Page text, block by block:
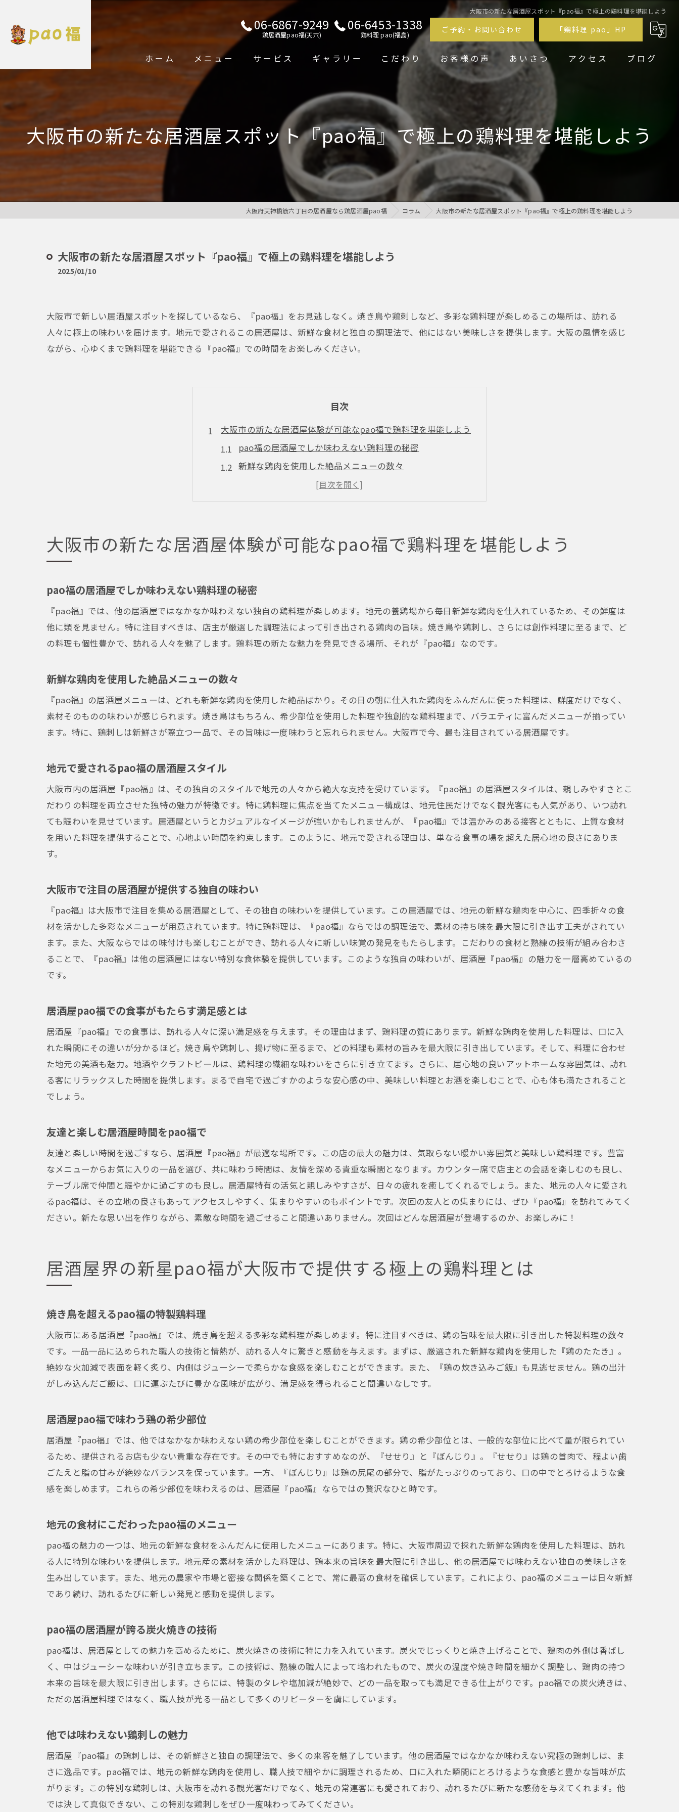
大阪市の新たな居酒屋スポット『pao福』で極上の鶏料理を堪能しよう
06-6867-9249
鶏居酒屋pao福(天六)
06-6453-1338
鶏料理 pao(福島)
ご予約・お問い合わせ 「鶏料理 pao」HP
ホーム メニュー サービス ギャラリー こだわり お客様の声 あいさつ アクセス ブログ
大阪市の新たな居酒屋スポット『pao福』で極上の鶏料理を堪能しよう
大阪府天神橋筋六丁目の居酒屋なら鶏居酒屋pao福 コラム 大阪市の新たな居酒屋スポット『pao福』で極上の鶏料理を堪能しよう
大阪市の新たな居酒屋スポット『pao福』で極上の鶏料理を堪能しよう
2025/01/10
大阪市で新しい居酒屋スポットを探しているなら、『pao福』をお見逃しなく。焼き鳥や鶏刺しなど、多彩な鶏料理が楽しめるこの場所は、訪れる
人々に極上の味わいを届けます。地元で愛されるこの居酒屋は、新鮮な食材と独自の調理法で、他にはない美味しさを提供します。大阪の風情を感じ
ながら、心ゆくまで鶏料理を堪能できる『pao福』での時間をお楽しみください。
目次
大阪市の新たな居酒屋体験が可能なpao福で鶏料理を堪能しよう
pao福の居酒屋でしか味わえない鶏料理の秘密
新鮮な鶏肉を使用した絶品メニューの数々
地元で愛されるpao福の居酒屋スタイル
大阪市で注目の居酒屋が提供する独自の味わい
友達と楽しむ居酒屋時間をpao福で
居酒屋界の新星pao福が大阪市で提供する極上の鶏料理とは
居酒屋pao福で味わう鶏の希少部位
地元の食材にこだわったpao福のメニュー
pao福の居酒屋が誇る炭火焼きの技術
他では味わえない鶏刺しの魅力
大阪市の居酒屋pao福で出会う新鮮鶏料理の魅力
新鮮さが命！pao福の鶏料理が選ばれる理由
居酒屋での鶏料理をさらに楽しむためのポイント
地元の人々に愛される居酒屋pao福の魅力
新鮮な鶏肉が主役の居酒屋pao福のメニュー
居酒屋の新しい楽しみ方大阪市pao福で味わう特別な鶏料理
pao福の居酒屋で新たな味覚の発見を
新しい居酒屋体験をpao福で
大阪市の居酒屋pao福で過ごす極上の鶏料理時間
pao福の居酒屋でしか味わえない極上の鶏料理
お酒と共に楽しむpao福の鶏料理
pao福の居酒屋で忘れられないひとときを
極上の鶏料理を楽しむ居酒屋体験
地元で人気の居酒屋pao福が大阪市で提供する魅惑の鶏料理
地元の人々に愛され続ける居酒屋pao福の料理
地元で人気の居酒屋が提供する心温まる料理
pao福の居酒屋で魅惑の鶏料理を体験
大阪市の風情を感じる居酒屋pao福で鶏料理に舌鼓を
pao福の居酒屋で味わう大阪市の風情
大阪市の風情とpao福の鶏料理の融合
pao福の居酒屋で体感する鶏料理の本質
居酒屋pao福で味わう素材の旨味
大阪市の新たな居酒屋体験が可能なpao福で鶏料理を堪能しよう
pao福の居酒屋でしか味わえない鶏料理の秘密
『pao福』では、他の居酒屋ではなかなか味わえない独自の鶏料理が楽しめます。地元の養鶏場から毎日新鮮な鶏肉を仕入れているため、その鮮度は
他に類を見ません。特に注目すべきは、店主が厳選した調理法によって引き出される鶏肉の旨味。焼き鳥や鶏刺し、さらには創作料理に至るまで、ど
の料理も個性豊かで、訪れる人々を魅了します。鶏料理の新たな魅力を発見できる場所、それが『pao福』なのです。
新鮮な鶏肉を使用した絶品メニューの数々
『pao福』の居酒屋メニューは、どれも新鮮な鶏肉を使用した絶品ばかり。その日の朝に仕入れた鶏肉をふんだんに使った料理は、鮮度だけでなく、
素材そのものの味わいが感じられます。焼き鳥はもちろん、希少部位を使用した料理や独創的な鶏料理まで、バラエティに富んだメニューが揃ってい
ます。特に、鶏刺しは新鮮さが際立つ一品で、その旨味は一度味わうと忘れられません。大阪市で今、最も注目されている居酒屋です。
地元で愛されるpao福の居酒屋スタイル
大阪市内の居酒屋『pao福』は、その独自のスタイルで地元の人々から絶大な支持を受けています。『pao福』の居酒屋スタイルは、親しみやすさとこ
だわりの料理を両立させた独特の魅力が特徴です。特に鶏料理に焦点を当てたメニュー構成は、地元住民だけでなく観光客にも人気があり、いつ訪れ
ても賑わいを見せています。居酒屋というとカジュアルなイメージが強いかもしれませんが、『pao福』では温かみのある接客とともに、上質な食材
を用いた料理を提供することで、心地よい時間を約束します。このように、地元で愛される理由は、単なる食事の場を超えた居心地の良さにありま
す。
大阪市で注目の居酒屋が提供する独自の味わい
『pao福』は大阪市で注目を集める居酒屋として、その独自の味わいを提供しています。この居酒屋では、地元の新鮮な鶏肉を中心に、四季折々の食
材を活かした多彩なメニューが用意されています。特に鶏料理は、『pao福』ならではの調理法で、素材の持ち味を最大限に引き出す工夫がされてい
ます。また、大阪ならではの味付けも楽しむことができ、訪れる人々に新しい味覚の発見をもたらします。こだわりの食材と熟練の技術が組み合わさ
ることで、『pao福』は他の居酒屋にはない特別な食体験を提供しています。このような独自の味わいが、居酒屋『pao福』の魅力を一層高めているの
です。
居酒屋pao福での食事がもたらす満足感とは
居酒屋『pao福』での食事は、訪れる人々に深い満足感を与えます。その理由はまず、鶏料理の質にあります。新鮮な鶏肉を使用した料理は、口に入
れた瞬間にその違いが分かるほど。焼き鳥や鶏刺し、揚げ物に至るまで、どの料理も素材の旨みを最大限に引き出しています。そして、料理に合わせ
た地元の美酒も魅力。地酒やクラフトビールは、鶏料理の繊細な味わいをさらに引き立てます。さらに、居心地の良いアットホームな雰囲気は、訪れ
る客にリラックスした時間を提供します。まるで自宅で過ごすかのような安心感の中、美味しい料理とお酒を楽しむことで、心も体も満たされること
でしょう。
友達と楽しむ居酒屋時間をpao福で
友達と楽しい時間を過ごすなら、居酒屋『pao福』が最適な場所です。この店の最大の魅力は、気取らない暖かい雰囲気と美味しい鶏料理です。豊富
なメニューからお気に入りの一品を選び、共に味わう時間は、友情を深める貴重な瞬間となります。カウンター席で店主との会話を楽しむのも良し、
テーブル席で仲間と賑やかに過ごすのも良し。居酒屋特有の活気と親しみやすさが、日々の疲れを癒してくれるでしょう。また、地元の人々に愛され
るpao福は、その立地の良さもあってアクセスしやすく、集まりやすいのもポイントです。次回の友人との集まりには、ぜひ『pao福』を訪れてみてく
ださい。新たな思い出を作りながら、素敵な時間を過ごせること間違いありません。次回はどんな居酒屋が登場するのか、お楽しみに！
居酒屋界の新星pao福が大阪市で提供する極上の鶏料理とは
焼き鳥を超えるpao福の特製鶏料理
大阪市にある居酒屋『pao福』では、焼き鳥を超える多彩な鶏料理が楽しめます。特に注目すべきは、鶏の旨味を最大限に引き出した特製料理の数々
です。一品一品に込められた職人の技術と情熱が、訪れる人々に驚きと感動を与えます。まずは、厳選された新鮮な鶏肉を使用した『鶏のたたき』。
絶妙な火加減で表面を軽く炙り、内側はジューシーで柔らかな食感を楽しむことができます。また、『鶏の炊き込みご飯』も見逃せません。鶏の出汁
がしみ込んだご飯は、口に運ぶたびに豊かな風味が広がり、満足感を得られること間違いなしです。
居酒屋pao福で味わう鶏の希少部位
居酒屋『pao福』では、他ではなかなか味わえない鶏の希少部位を楽しむことができます。鶏の希少部位とは、一般的な部位に比べて量が限られてい
るため、提供されるお店も少ない貴重な存在です。その中でも特におすすめなのが、『せせり』と『ぼんじり』。『せせり』は鶏の首肉で、程よい歯
ごたえと脂の甘みが絶妙なバランスを保っています。一方、『ぼんじり』は鶏の尻尾の部分で、脂がたっぷりのっており、口の中でとろけるような食
感を楽しめます。これらの希少部位を味わえるのは、居酒屋『pao福』ならではの贅沢なひと時です。
地元の食材にこだわったpao福のメニュー
pao福の魅力の一つは、地元の新鮮な食材をふんだんに使用したメニューにあります。特に、大阪市周辺で採れた新鮮な鶏肉を使用した料理は、訪れ
る人に特別な味わいを提供します。地元産の素材を活かした料理は、鶏本来の旨味を最大限に引き出し、他の居酒屋では味わえない独自の美味しさを
生み出しています。また、地元の農家や市場と密接な関係を築くことで、常に最高の食材を確保しています。これにより、pao福のメニューは日々新鮮
であり続け、訪れるたびに新しい発見と感動を提供します。
pao福の居酒屋が誇る炭火焼きの技術
pao福は、居酒屋としての魅力を高めるために、炭火焼きの技術に特に力を入れています。炭火でじっくりと焼き上げることで、鶏肉の外側は香ばし
く、中はジューシーな味わいが引き立ちます。この技術は、熟練の職人によって培われたもので、炭火の温度や焼き時間を細かく調整し、鶏肉の持つ
本来の旨味を最大限に引き出します。さらには、特製のタレや塩加減が絶妙で、どの一品を取っても満足できる仕上がりです。pao福での炭火焼きは、
ただの居酒屋料理ではなく、職人技が光る一品として多くのリピーターを虜にしています。
他では味わえない鶏刺しの魅力
居酒屋『pao福』の鶏刺しは、その新鮮さと独自の調理法で、多くの来客を魅了しています。他の居酒屋ではなかなか味わえない究極の鶏刺しは、ま
さに逸品です。pao福では、地元の新鮮な鶏肉を使用し、職人技で細やかに調理されるため、口に入れた瞬間にとろけるような食感と豊かな旨味が広
がります。この特別な鶏刺しは、大阪市を訪れる観光客だけでなく、地元の常連客にも愛されており、訪れるたびに新たな感動を与えてくれます。他
では決して真似できない、この特別な鶏刺しをぜひ一度味わってみてください。